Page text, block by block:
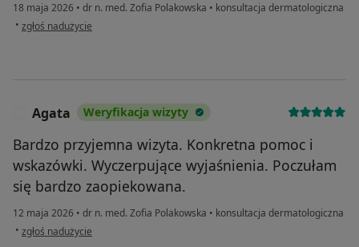
18 maja 2026 • dr n. med. Zofia Polakowska • konsultacja dermatologiczna
• w opinii użytkownika Paweł
zgłoś nadużycie
Agata Weryfikacja wizyty
Bardzo przyjemna wizyta. Konkretna pomoc i
wskazówki. Wyczerpujące wyjaśnienia. Poczułam
się bardzo zaopiekowana.
12 maja 2026 • dr n. med. Zofia Polakowska • konsultacja dermatologiczna
• w opinii użytkownika Agata
zgłoś nadużycie